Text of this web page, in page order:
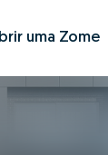
uma Zome